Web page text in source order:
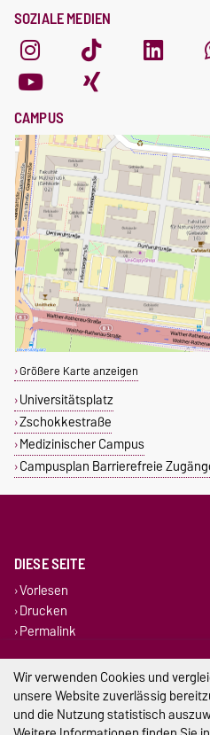
SOZIALE MEDIEN
CAMPUS
Größere Karte anzeigen
Universitätsplatz
Zschokkestraße
Medizinischer Campus
Campusplan Barrierefreie
DIESE SEITE
Vorlesen
Drucken
Permalink
Wir verwenden Cookies und
unsere Website zuverlässig
und die Nutzung statistisch